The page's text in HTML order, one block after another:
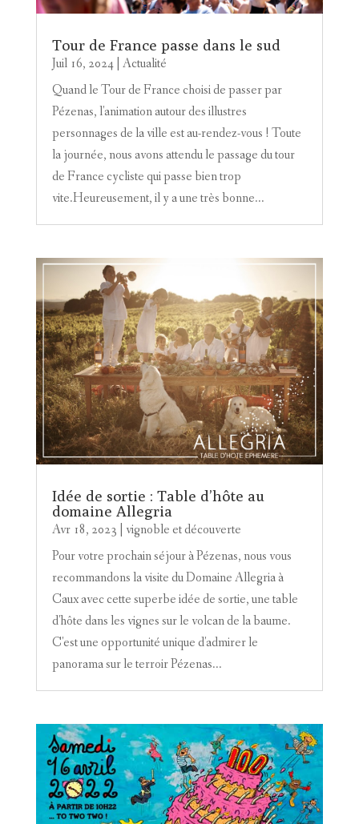
Tour de France passe dans le sud
Juil 16, 2024| Actualité
Quand le Tour de France choisi de passer par
Pézenas, l'animation autour des illustres
personnages de la ville est au-rendez-vous ! Toute
la journée, nous avons attendu le passage du tour
de France cycliste qui passe bien trop
vite.Heureusement, il y a une très bonne...
Idée de sortie : Table d’hôte au
domaine Allegria
Avr 18, 2023
vignoble et découverte
Pour votre prochain séjour à Pézenas, nous vous
recommandons la visite du Domaine Allegria à
Caux avec cette superbe idée de sortie, une table
d'hôte dans les vignes sur le volcan de la baume.
C'est une opportunité unique d'admirer le
panorama sur le terroir Pézenas...